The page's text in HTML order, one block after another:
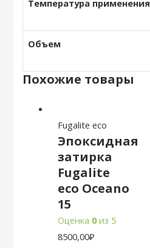
Температура применения
Объем
Похожие товары
Fugalite eco
Эпоксидная
затирка
Fugalite
eco Oceano
15
Оценка 0из 5
8500,00₽